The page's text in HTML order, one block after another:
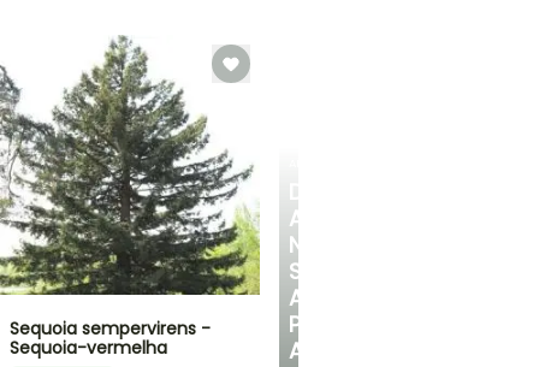
DESCUBRA
A
NOSSA
SELEÇÃO
A
PREÇOS
ACESSÍVEIS
Sequoia sempervirens -
Sequoia-vermelha